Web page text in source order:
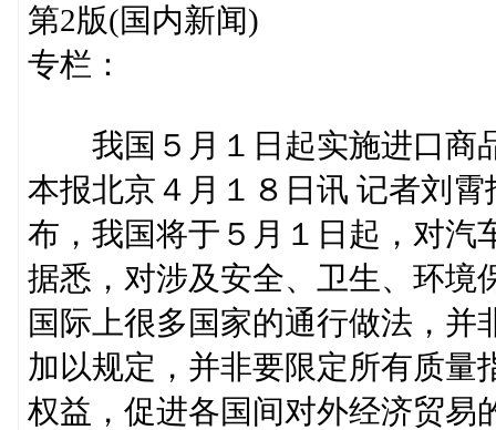
第2版(国内新闻)
专栏：
我国５月１日起实施进口商
本报北京４月１８日讯 记者刘
布，我国将于５月１日起，对汽
据悉，对涉及安全、卫生、环境
国际上很多国家的通行做法，
加以规定，并非要限定所有质量
权益，促进各国间对外经济贸易